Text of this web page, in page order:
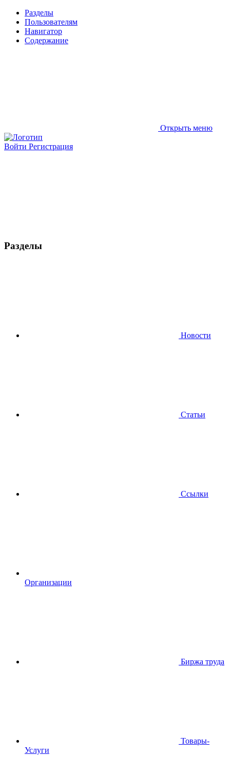
Разделы
Пользователям
Навигатор
Содержание
Открыть меню
Войти Регистрация
Разделы
Новости
Статьи
Ссылки
Организации
Биржа труда
Товары-
Услуги